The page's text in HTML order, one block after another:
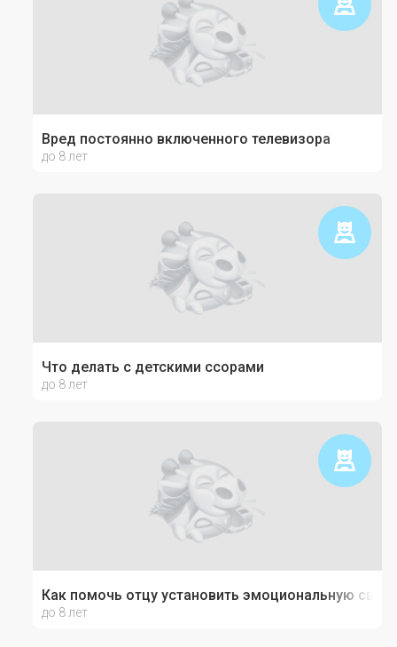
Вред постоянно включенного телевизора
до 8 лет
Что делать с детскими ссорами
до 8 лет
Как помочь отцу установить эмоциональную
до 8 лет